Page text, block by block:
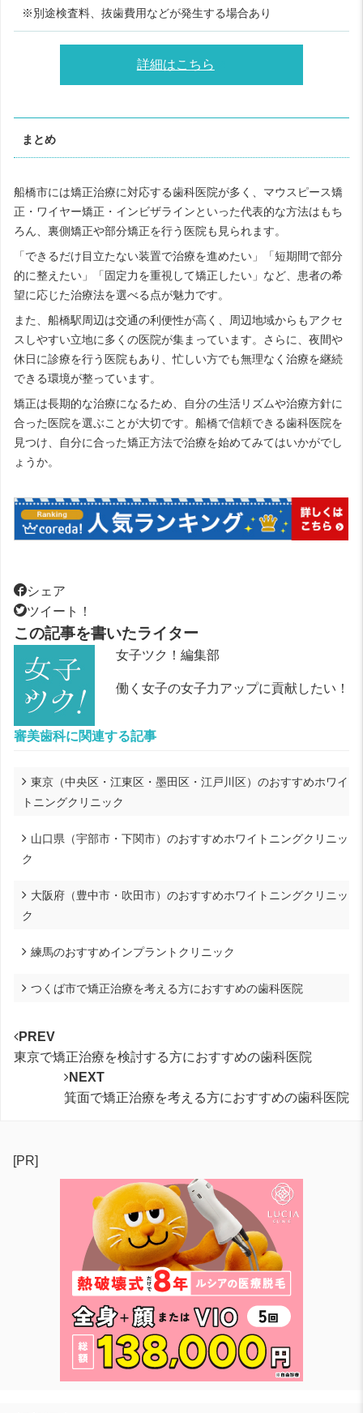
※別途検査料、抜歯費用などが発生する場合あり
詳細はこちら
まとめ
船橋市には矯正治療に対応する歯科医院が多く、マウスピース矯
正・ワイヤー矯正・インビザラインといった代表的な方法はもち
ろん、裏側矯正や部分矯正を行う医院も見られます。
「できるだけ目立たない装置で治療を進めたい」「短期間で部分
的に整えたい」「固定力を重視して矯正したい」など、患者の希
望に応じた治療法を選べる点が魅力です。
また、船橋駅周辺は交通の利便性が高く、周辺地域からもアクセ
スしやすい立地に多くの医院が集まっています。さらに、夜間や
休日に診療を行う医院もあり、忙しい方でも無理なく治療を継続
できる環境が整っています。
矯正は長期的な治療になるため、自分の生活リズムや治療方針に
合った医院を選ぶことが大切です。船橋で信頼できる歯科医院を
見つけ、自分に合った矯正方法で治療を始めてみてはいかがでし
ょうか。
シェア
ツイート！
この記事を書いたライター
女子ツク！編集部
働く女子の女子力アップに貢献したい！
審美歯科に関連する記事
東京（中央区・江東区・墨田区・江戸川区）のおすすめホワイ
トニングクリニック
山口県（宇部市・下関市）のおすすめホワイトニングクリニッ
ク
大阪府（豊中市・吹田市）のおすすめホワイトニングクリニッ
ク
練馬のおすすめインプラントクリニック
つくば市で矯正治療を考える方におすすめの歯科医院
PREV
東京で矯正治療を検討する方におすすめの歯科医院
NEXT
箕面で矯正治療を考える方におすすめの歯科医院
[PR]